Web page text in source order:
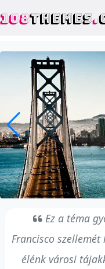
108THEMES.
Ez a téma
Francisco szellemét
élénk városi